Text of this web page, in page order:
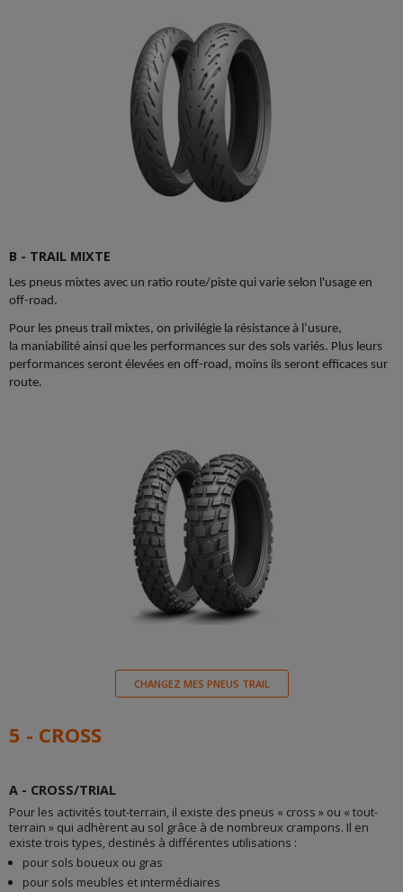
B - TRAIL MIXTE
Les pneus mixtes avec un ratio route/piste qui varie selon l'usage en
off-road.
Pour les pneus trail mixtes, on privilégie la résistance à l’usure,
la maniabilité ainsi que les performances sur des sols variés. Plus leurs
performances seront élevées en off-road, moins ils seront efficaces sur
route.
CHANGEZ MES PNEUS TRAIL
5 - CROSS
A - CROSS/TRIAL
Pour les activités tout-terrain, il existe des pneus « cross » ou « tout-
terrain » qui adhèrent au sol grâce à de nombreux crampons. Il en
existe trois types, destinés à différentes utilisations :
pour sols boueux ou gras
pour sols meubles et intermédiaires